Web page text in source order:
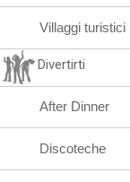
Villaggi turistici
Divertirti
After Dinner
Discoteche